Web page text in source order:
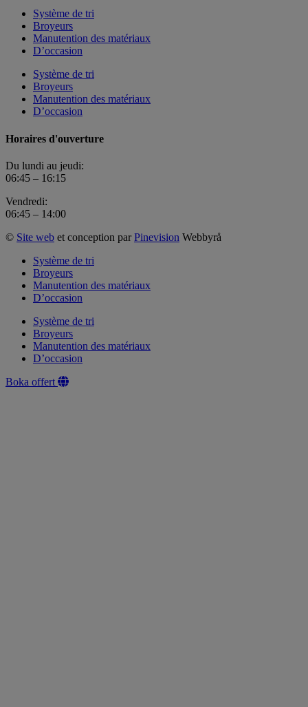
Système de tri
Broyeurs
Manutention des matériaux
D’occasion
Système de tri
Broyeurs
Manutention des matériaux
D’occasion
Horaires d'ouverture
Du lundi au jeudi:
06:45 – 16:15
Vendredi:
06:45 – 14:00
© Site web et conception parPinevision Webbyrå
Système de tri
Broyeurs
Manutention des matériaux
D’occasion
Système de tri
Broyeurs
Manutention des matériaux
D’occasion
Boka offert